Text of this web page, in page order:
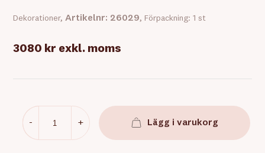
Dekorationer,Artikelnr: 26029, Förpackning: 1 st
3080 kr exkl. moms
- + Lägg i varukorg